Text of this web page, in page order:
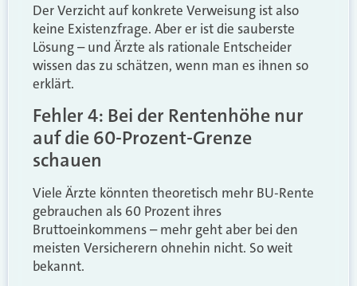
Der Verzicht auf konkrete Verweisung ist also
keine Existenzfrage. Aber er ist die sauberste
Lösung – und Ärzte als rationale Entscheider
wissen das zu schätzen, wenn man es ihnen so
erklärt.
Fehler 4: Bei der Rentenhöhe nur
auf die 60-Prozent-Grenze
schauen
Viele Ärzte könnten theoretisch mehr BU-Rente
gebrauchen als 60 Prozent ihres
Bruttoeinkommens – mehr geht aber bei den
meisten Versicherern ohnehin nicht. So weit
bekannt.